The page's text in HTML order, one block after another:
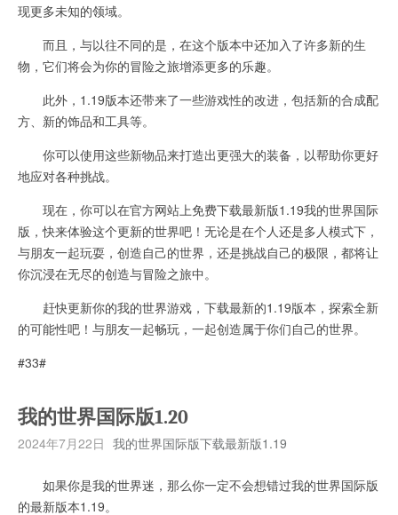
现更多未知的领域。
而且，与以往不同的是，在这个版本中还加入了许多新的生
物，它们将会为你的冒险之旅增添更多的乐趣。
此外，1.19版本还带来了一些游戏性的改进，包括新的合成配
方、新的饰品和工具等。
你可以使用这些新物品来打造出更强大的装备，以帮助你更好
地应对各种挑战。
现在，你可以在官方网站上免费下载最新版1.19我的世界国际
版，快来体验这个更新的世界吧！无论是在个人还是多人模式下，
与朋友一起玩耍，创造自己的世界，还是挑战自己的极限，都将让
你沉浸在无尽的创造与冒险之旅中。
赶快更新你的我的世界游戏，下载最新的1.19版本，探索全新
的可能性吧！与朋友一起畅玩，一起创造属于你们自己的世界。
#33#
我的世界国际版1.20
2024年7月22日 我的世界国际版下载最新版1.19
如果你是我的世界迷，那么你一定不会想错过我的世界国际版
的最新版本1.19。